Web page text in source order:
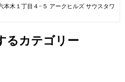
本木１丁目４−５ アークヒルズ サウスタワ
るカテゴリー